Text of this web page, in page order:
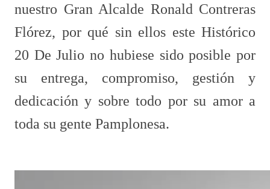
nuestro Gran Alcalde Ronald Contreras
Flórez, por qué sin ellos este Histórico
20 De Julio no hubiese sido posible por
su entrega, compromiso, gestión y
dedicación y sobre todo por su amor a
toda su gente Pamplonesa.​